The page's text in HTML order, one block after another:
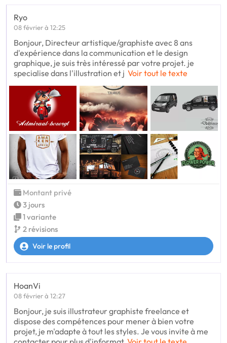
Ryo
08 février à 12:25
Bonjour, Directeur artistique/graphiste avec 8 ans
d'expérience dans la communication et le design
graphique, je suis très intéressé par votre projet. je
specialise dans l'illustration et j Voir tout le texte
Montant privé
3 jours
1 variante
2 révisions
Voir le profil
HoanVi
08 février à 12:27
Bonjour, je suis illustrateur graphiste freelance et
dispose des compétences pour mener à bien votre
projet, je m'adapte à tout les styles. Je vous invite à me